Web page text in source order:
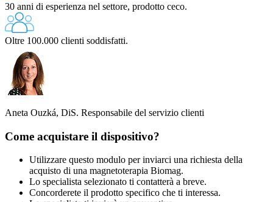
30 anni di esperienza nel settore, prodotto ceco.
Oltre 100.000 clienti soddisfatti.
Aneta Ouzká, DiS. Responsabile del servizio clienti
Come acquistare il dispositivo?
Utilizzare questo modulo per inviarci una richiesta della
acquisto di una magnetoterapia Biomag.
Lo specialista selezionato ti contatterà a breve.
Concorderete il prodotto specifico che ti interessa.